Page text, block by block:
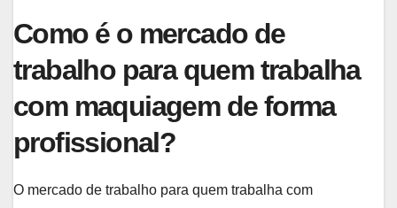
Como é o mercado de
trabalho para quem trabalha
com maquiagem de forma
profissional?
O mercado de trabalho para quem trabalha com